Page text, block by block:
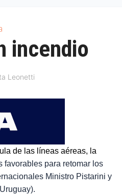
incendio
Leonetti
de las líneas aéreas, la
favorables para retomar los
Ministro Pistarini y